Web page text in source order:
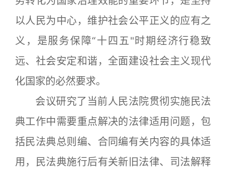
以人民为中心，维护社会公平正义的应有之
义，是服务保障“十四五"时期经济行稳致
远、社会安定和谐，全面建设社会主义现代
化国家的必然要求。
会议研究了当前人民法院贯彻实施民法
典工作中需要重点解决的法律适用问题，包
括民法典总则编、合同编有关内容的具体适
用，民法典施行后有关新旧法律、司法解释